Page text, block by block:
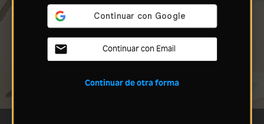
Continuar con Email
Continuar de otra forma